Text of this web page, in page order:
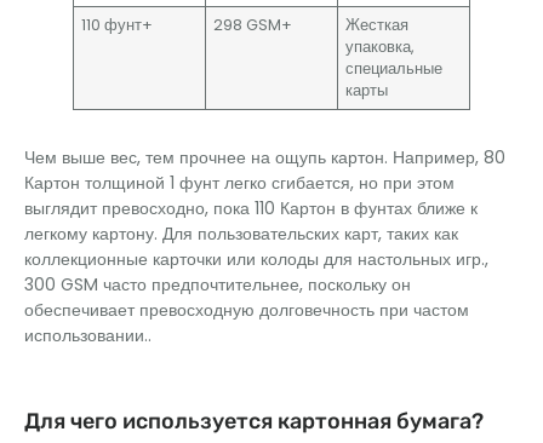
110 фунт+
298 GSM+
Жесткая
упаковка,
специальные
карты
Чем выше вес, тем прочнее на ощупь картон. Например, 80
Картон толщиной 1 фунт легко сгибается, но при этом
выглядит превосходно, пока 110 Картон в фунтах ближе к
легкому картону. Для пользовательских карт, таких как
коллекционные карточки или колоды для настольных игр.,
300 GSM часто предпочтительнее, поскольку он
обеспечивает превосходную долговечность при частом
использовании..
Для чего используется картонная бумага?